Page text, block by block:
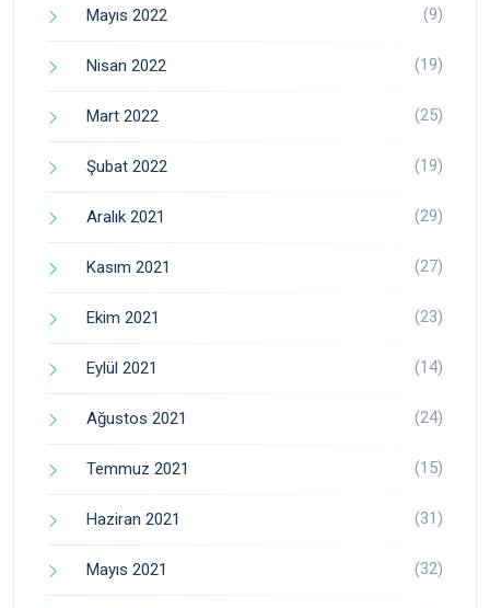
Mayıs 2022 (9)
Nisan 2022 (19)
Mart 2022 (25)
Şubat 2022 (19)
Aralık 2021 (29)
Kasım 2021 (27)
Ekim 2021 (23)
Eylül 2021 (14)
Ağustos 2021 (24)
Temmuz 2021 (15)
Haziran 2021 (31)
Mayıs 2021 (32)